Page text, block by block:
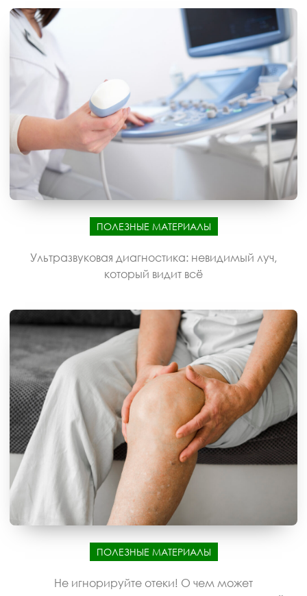
ПОЛЕЗНЫЕ МАТЕРИАЛЫ
Ультразвуковая диагностика: невидимый луч,
который видит всё
ПОЛЕЗНЫЕ МАТЕРИАЛЫ
Не игнорируйте отеки! О чем может